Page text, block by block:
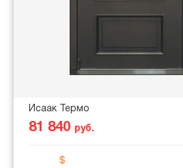
Исаак Термо
81 840 руб.